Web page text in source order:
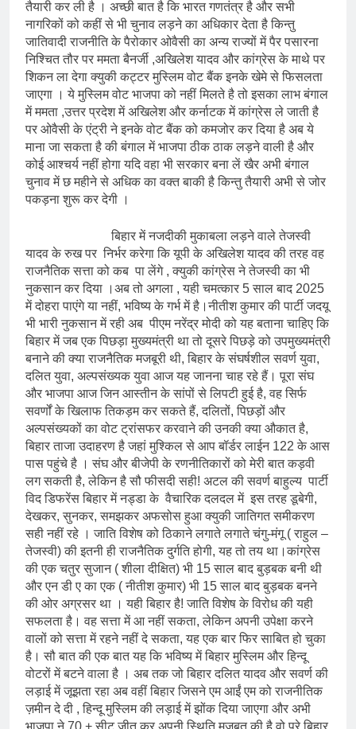
तैयारी कर ली है । अच्छी बात है कि भारत गणतंत्र है और सभी
नागरिकों को कहीं से भी चुनाव लड़ने का अधिकार देता है किन्तु
जातिवादी राजनीति के पैरोकार ओवैसी का अन्य राज्यों में पैर पसारना
निश्चित तौर पर ममता बैनर्जी ,अखिलेश यादव और कांग्रेस के माथे पर
शिकन ला देगा क्युकी कट्टर मुस्लिम वोट बैंक इनके खेमे से फिसलता
जाएगा । ये मुस्लिम वोट भाजपा को नहीं मिलते है तो इसका लाभ बंगाल
में ममता ,उत्तर प्रदेश में अखिलेश और कर्नाटक में कांग्रेस ले जाती है
पर ओवैसी के एंट्री ने इनके वोट बैंक को कमजोर कर दिया है अब ये
माना जा सकता है की बंगाल में भाजपा ठीक ठाक लड़ने वाली है और
कोई आश्चर्य नहीं होगा यदि वहा भी सरकार बना लें खैर अभी बंगाल
चुनाव में छ महीने से अधिक का वक्त बाकी है किन्तु तैयारी अभी से जोर
पकड़ना शुरू कर देगी ।
बिहार में नजदीकी मुकाबला लड़ने वाले तेजस्वी
यादव के रुख पर निर्भर करेगा कि यूपी के अखिलेश यादव की तरह वह
राजनैतिक सत्ता को कब पा लेंगे , क्युकी कांग्रेस ने तेजस्वी का भी
नुकसान कर दिया ।अब तो अगला , यही चमत्कार 5 साल बाद 2025
में दोहरा पाएंगे या नहीं, भविष्य के गर्भ में है।नीतीश कुमार की पार्टी जदयू
भी भारी नुकसान में रही अब पीएम नरेंद्र मोदी को यह बताना चाहिए कि
बिहार में जब एक पिछड़ा मुख्यमंत्री था तो दूसरे पिछड़े को उपमुख्यमंत्री
बनाने की क्या राजनैतिक मजबूरी थी, बिहार के संघर्षशील सवर्ण युवा,
दलित युवा, अल्पसंख्यक युवा आज यह जानना चाह रहे हैं। पूरा संघ
और भाजपा आज जिन आस्तीन के सांपों से लिपटी हुई है, वह सिर्फ
सवर्णों के खिलाफ तिकड़म कर सकते हैं, दलितों, पिछड़ों और
अल्पसंख्यकों का वोट ट्रांसफर करवाने की उनकी क्या औकात है,
बिहार ताजा उदाहरण है जहां मुश्किल से आप बॉर्डर लाईन 122 के आस
पास पहुंचे है । संघ और बीजेपी के रणनीतिकारों को मेरी बात कड़वी
लग सकती है, लेकिन है सौ फीसदी सही! अटल की सवर्ण बाहुल्य पार्टी
विद डिफरेंस बिहार में नड्डा के वैचारिक दलदल में इस तरह डूबेगी,
देखकर, सुनकर, समझकर अफसोस हुआ क्युकी जातिगत समीकरण
सही नहीं रहे । जाति विशेष को ठिकाने लगाते लगाते चंगु-मंगू ( राहुल –
तेजस्वी) की इतनी ही राजनैतिक दुर्गति होगी, यह तो तय था।कांग्रेस
की एक चतुर सुजान ( शीला दीक्षित) भी 15 साल बाद बुड़बक बनी थी
और एन डी ए का एक ( नीतीश कुमार) भी 15 साल बाद बुड़बक बनने
की ओर अग्रसर था । यही बिहार है! जाति विशेष के विरोध की यही
सफलता है। वह सत्ता में आ नहीं सकता, लेकिन अपनी उपेक्षा करने
वालों को सत्ता में रहने नहीं दे सकता, यह एक बार फिर साबित हो चुका
है। सौ बात की एक बात यह कि भविष्य में बिहार मुस्लिम और हिन्दू
वोटरों में बटने वाला है । अब तक जो बिहार दलित यादव और सवर्ण की
लड़ाई में जूझता रहा अब वहीं बिहार जिसने एम आईं एम को राजनीतिक
ज़मीन दे दी , हिन्दू मुस्लिम की लड़ाई में झोंक दिया जाएगा और अभी
भाजपा ने 70 + सीट जीत कर अपनी स्थिति मजबूत की है वो पूरे बिहार